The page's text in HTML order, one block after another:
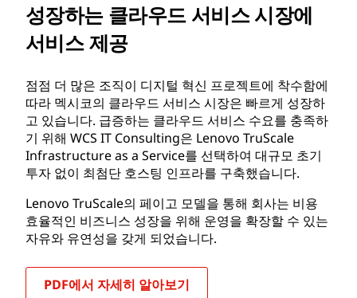
성장하는 클라우드 서비스 시장에
서비스 제공
점점 더 많은 조직이 디지털 혁신 프로젝트에 착수함에
따라 멕시코의 클라우드 서비스 시장은 빠르게 성장하
고 있습니다. 급증하는 클라우드 서비스 수요를 충족하
기 위해 WCS IT Consulting은 Lenovo TruScale
Infrastructure as a Service를 선택하여 대규모 초기
투자 없이 최첨단 호스팅 인프라를 구축했습니다.
Lenovo TruScale의 페이고 모델을 통해 회사는 비용
효율적인 비즈니스 성장을 위해 운영을 확장할 수 있는
자유와 유연성을 갖게 되었습니다.
PDF에서 자세히 알아보기